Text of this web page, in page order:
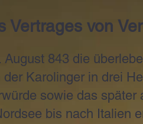
Vertrages von
August 843 die
Karolinger in drei
sowie das
bis nach Italien